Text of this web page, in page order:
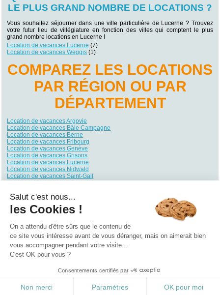
LE PLUS GRAND NOMBRE DE LOCATIONS ?
Vous souhaitez séjourner dans une ville particulière de Lucerne ? Trouvez
votre futur lieu de villégiature en fonction des villes qui comptent le plus
grand nombre locations en Lucerne !
Location de vacances Lucerne (7)
Location de vacances Weggis (1)
COMPAREZ LES LOCATIONS
PAR RÉGION OU PAR
DÉPARTEMENT
Location de vacances Argovie
Location de vacances Bâle Campagne
Location de vacances Berne
Location de vacances Fribourg
Location de vacances Genève
Location de vacances Grisons
Location de vacances Lucerne
Location de vacances Nidwald
Location de vacances Saint-Gall
Location de vacances Thurgovie
Location de vacances Uri
Location de vacances Valais
Location de vacances Zoug
Location de vacances Zurich
Qui sommes nous ? |Contactez-nous
0.271
Salut c'est nous...
les Cookies !
On a attendu d'être sûrs que le contenu de
ce site vous intéresse avant de vous déranger, mais on aimerait bien
vous accompagner pendant votre visite...
C'est OK pour vous ?
Consentements certifiés par
Non merci Paramètres OK pour moi